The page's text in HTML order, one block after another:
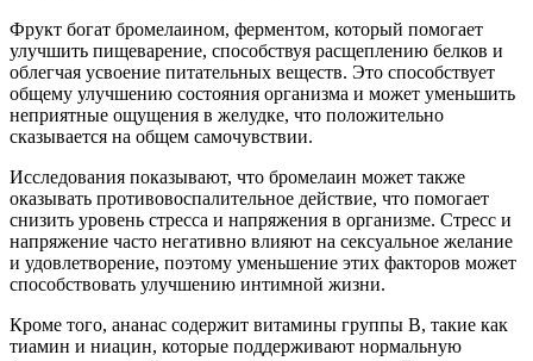
Фрукт богат бромелаином, ферментом, который помогает
улучшить пищеварение, способствуя расщеплению белков и
облегчая усвоение питательных веществ. Это способствует
общему улучшению состояния организма и может уменьшить
неприятные ощущения в желудке, что положительно
сказывается на общем самочувствии.
Исследования показывают, что бромелаин может также
оказывать противовоспалительное действие, что помогает
снизить уровень стресса и напряжения в организме. Стресс и
напряжение часто негативно влияют на сексуальное желание
и удовлетворение, поэтому уменьшение этих факторов может
способствовать улучшению интимной жизни.
Кроме того, ананас содержит витамины группы В, такие как
тиамин и ниацин, которые поддерживают нормальную